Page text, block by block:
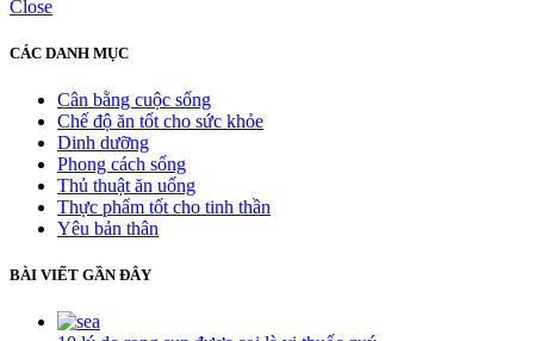
Close
CÁC DANH MỤC
Cân bằng cuộc sống
Chế độ ăn tốt cho sức khỏe
Dinh dưỡng
Phong cách sống
Thủ thuật ăn uống
Thực phẩm tốt cho tinh thần
Yêu bản thân
BÀI VIẾT GẦN ĐÂY